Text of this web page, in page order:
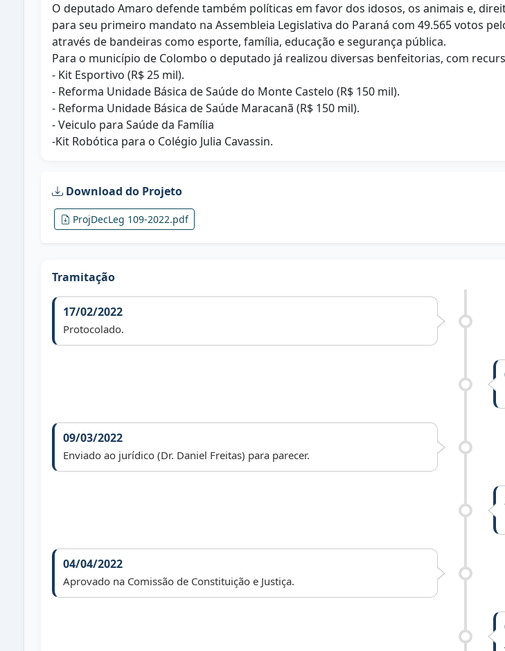
O deputado Amaro defende também políticas em favor dos idosos, os animais e,
para seu primeiro mandato na Assembleia Legislativa do Paraná com 49.565 votos
através de bandeiras como esporte, família, educação e segurança pública.
Para o município de Colombo o deputado já realizou diversas benfeitorias, com
- Kit Esportivo (R$ 25 mil).
- Reforma Unidade Básica de Saúde do Monte Castelo (R$ 150 mil).
- Reforma Unidade Básica de Saúde Maracanã (R$ 150 mil).
- Veiculo para Saúde da Família
-Kit Robótica para o Colégio Julia Cavassin.
Download do Projeto
ProjDecLeg 109-2022.pdf
Tramitação
17/02/2022
Protocolado.
09/03/2022
Enviado ao jurídico (Dr. Daniel Freitas) para parecer.
04/04/2022
Aprovado na Comissão de Constituição e Justiça.